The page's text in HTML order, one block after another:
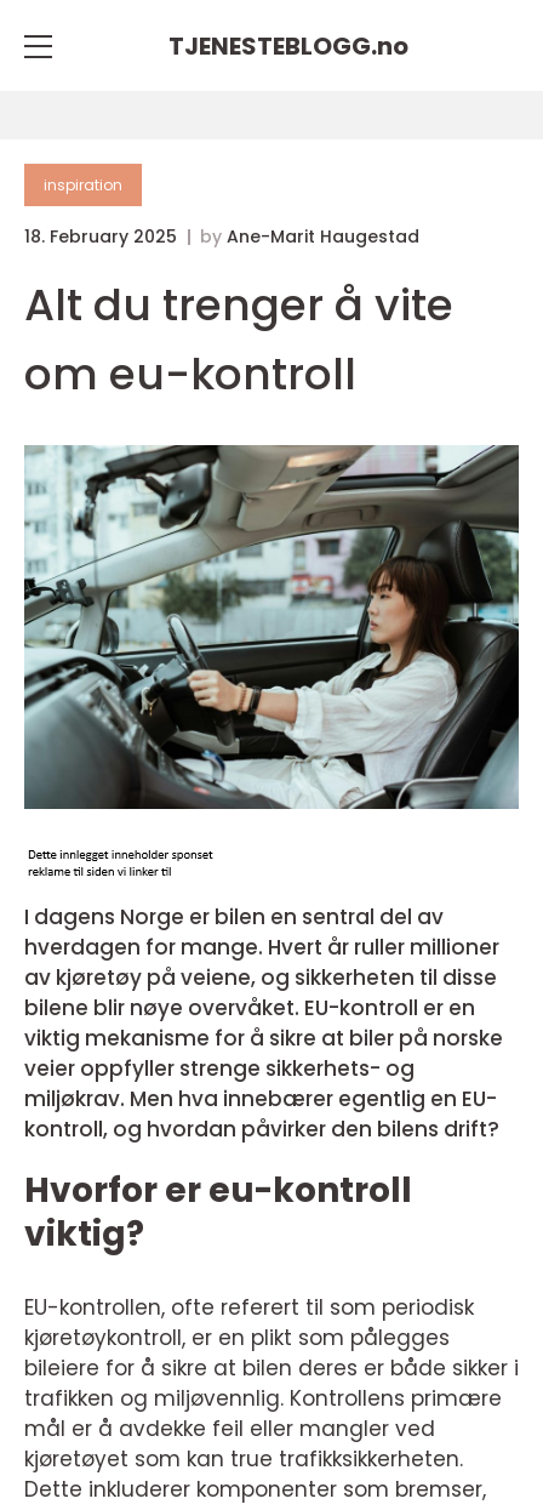
TJENESTEBLOGG.no
inspiration
18. February 2025 by Ane-Marit Haugestad
Alt du trenger å vite
om eu-kontroll
I dagens Norge er bilen en sentral del av
hverdagen for mange. Hvert år ruller millioner
av kjøretøy på veiene, og sikkerheten til disse
bilene blir nøye overvåket. EU-kontroll er en
viktig mekanisme for å sikre at biler på norske
veier oppfyller strenge sikkerhets- og
miljøkrav. Men hva innebærer egentlig en EU-
kontroll, og hvordan påvirker den bilens drift?
Hvorfor er eu-kontroll
viktig?
EU-kontrollen, ofte referert til som periodisk
kjøretøykontroll, er en plikt som pålegges
bileiere for å sikre at bilen deres er både sikker i
trafikken og miljøvennlig. Kontrollens primære
mål er å avdekke feil eller mangler ved
kjøretøyet som kan true trafikksikkerheten.
Dette inkluderer komponenter som bremser,